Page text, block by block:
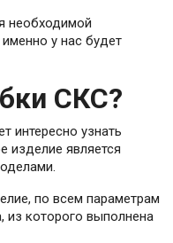
необходимой
у нас будет
СКС?
интересно узнать
изделие является
по всем параметрам
из которого выполнена